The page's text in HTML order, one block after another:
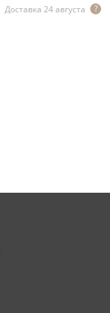
Доставка 24 августа